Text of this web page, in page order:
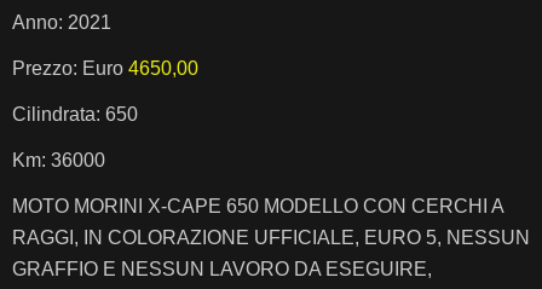
Anno: 2021
Prezzo: Euro 4650,00
Cilindrata: 650
Km: 36000
MOTO MORINI X-CAPE 650 MODELLO CON CERCHI A
RAGGI, IN COLORAZIONE UFFICIALE, EURO 5, NESSUN
GRAFFIO E NESSUN LAVORO DA ESEGUIRE,